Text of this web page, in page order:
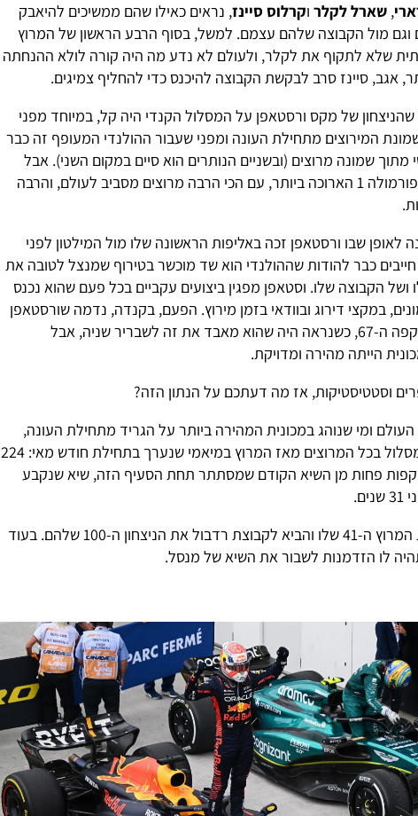
, שארל לקלרוקרלוס סיינז, נראים כאילו שהם ממשיכים להיאבק
וגם מול הקבוצה שלהם עצמם. למשל, בסוף הרבע הראשון של המרוץ
שלא לתקוף את לקלר, ולעולם לא נדע מה היה קורה לולא ההנחתה
אגב, סיינז סרב לבקשת הקבוצה להיכנס כדי להחליף צמיגים.
שהניצחון של מקס ורסטאפן על המסלול הקנדי היה קל, במיוחד מפני
המירוצים מתחילת העונה ומפני שעבור ההולנדי המעופף זה כבר
מתוך שמונה מרוצים (ובשניים הנותרים הוא סיים במקום השני). אבל
עונת 2023 היא עונת הפורמולה 1 הארוכה ביותר, עם הכי הרבה מרוצים מסביב לעולם, והרבה
לאופן שבו ורסטאפן זכה באליפות הראשונה שלו מול המילטון לפני
כבר להודות שההולנדי הוא שד מוכשר בטירוף שמנצל לטובה את
ושל הקבוצה שלו. וסטאפן מפגין ביצועים עקביים בכל פעם שהוא נכנס
במקצי דירוג ובוודאי בזמן מירוץ. הפעם, בקנדה, נדמה שורסטאפן
רשם רק גליץ' אחד, בהקפה ה-67, כשנראה היה שהוא מאבד את זה לשבריר שניה, אבל
הייתה מהירה ומדויקת.
ומי שנוהג במכונית המהירה ביותר על הגריד מתחילת העונה,
הוביל את כל הקפות המסלול בכל המרוצים מאז המרוץ במיאמי שנערך בתחילת חודש מאי: 224
כלומר רק 11 הקפות פחות מן השיא הקודם שמסתתר תחת הסעיף הזה, שיא שנקבע
אמש ניצח ורסטאפן את המרוץ ה-41 שלו והביא לקבוצת רדבול את הניצחון ה-100 שלהם. בעוד
לו הזדמנות לשבור את השיא של מנסל.